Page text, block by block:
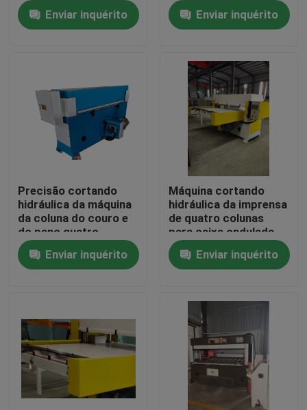
Casa
Sobre nós
Excursão da fábrica
Controle da qualidade
Contacte-nos
Peça umas citações
Máquina cortando hidráulica
Máquina cortando da imprensa hidráulica
Máquina de corte hidráulica do braço do balanço
Enviar inquérito
Enviar inquérito
Precisão cortando
hidráulica da máquina
da coluna do couro e
do pano quatro
Enviar inquérito
Máquina cortando
hidráulica da imprensa
de quatro colunas
para caixa ondulada
Enviar inquérito